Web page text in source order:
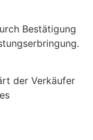
Bestätigung
der Verkäufer